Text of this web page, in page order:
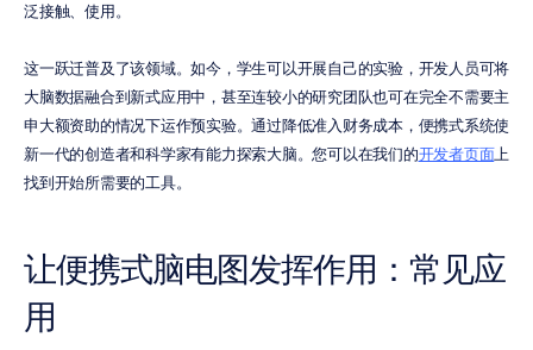
泛接触、使用。
这一跃迁普及了该领域。如今，学生可以开展自己的实验，开发人员可将
大脑数据融合到新式应用中，甚至连较小的研究团队也可在完全不需要主
申大额资助的情况下运作预实验。通过降低准入财务成本，便携式系统使
新一代的创造者和科学家有能力探索大脑。您可以在我们的开发者页面上
找到开始所需要的工具。
让便携式脑电图发挥作用：常见应
用